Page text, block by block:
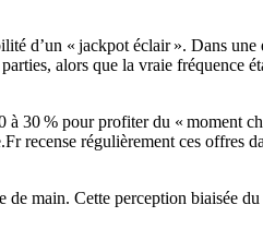
d’un « jackpot éclair ». Dans une
alors que la vraie fréquence
30 % pour profiter du « moment
recense régulièrement ces offres
de main. Cette perception biaisée